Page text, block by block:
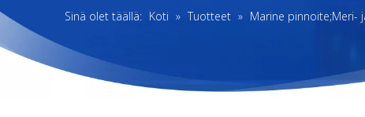
Sinä olet täällä: Koti » Tuotteet » Marine pinnoite;Meri-